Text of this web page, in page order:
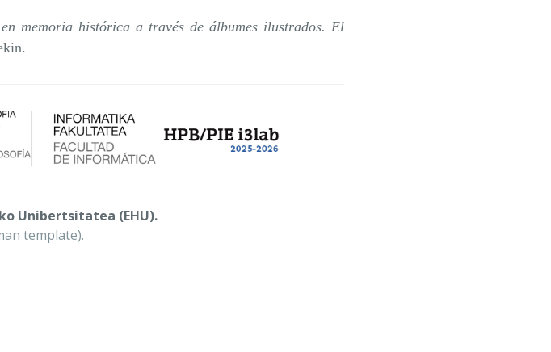
memoria histórica a través de álbumes ilustrados. El
Unibertsitatea (EHU).
template).